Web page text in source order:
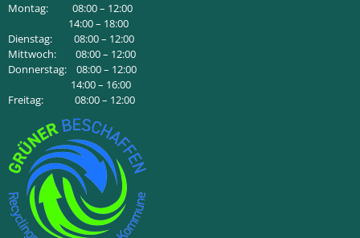
Montag: 08:00 – 12:00
14:00 – 18:00
Dienstag: 08:00 – 12:00
Mittwoch: 08:00 – 12:00
Donnerstag: 08:00 – 12:00
14:00 – 16:00
Freitag: 08:00 – 12:00